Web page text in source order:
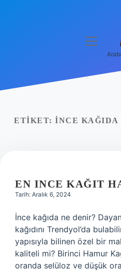
Yasal Uyarı
menüyü
ETIKET: İNCE KAĞIDA
EN INCE KAĞIT
Tarih: Aralık 6, 2024
İnce kağıda ne denir?
kağıdını Trendyol’da
yapısıyla bilinen özel bir
kaliteli mi? Birinci Hamur
oranda selüloz ve düşük